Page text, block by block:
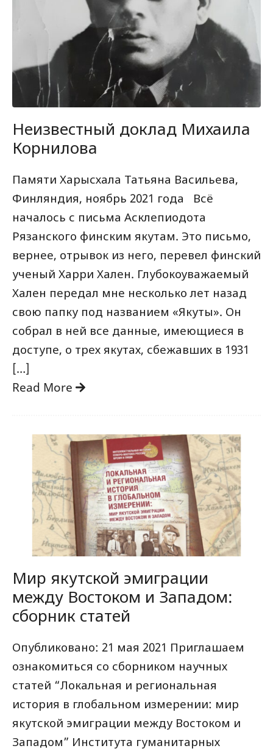
Неизвестный доклад Михаила
Корнилова
Памяти Харысхала Татьяна Васильева,
Финляндия, ноябрь 2021 года Всё
началось с письма Асклепиодота
Рязанского финским якутам. Это письмо,
вернее, отрывок из него, перевел финский
ученый Харри Хален. Глубокоуважаемый
Хален передал мне несколько лет назад
свою папку под названием «Якуты». Он
собрал в ней все данные, имеющиеся в
доступе, о трех якутах, сбежавших в 1931
[…]
Read More
Мир якутской эмиграции
между Востоком и Западом:
сборник статей
Опубликовано: 21 мая 2021 Приглашаем
ознакомиться со сборником научных
статей “Локальная и региональная
история в глобальном измерении: мир
якутской эмиграции между Востоком и
Западом” Института гуманитарных